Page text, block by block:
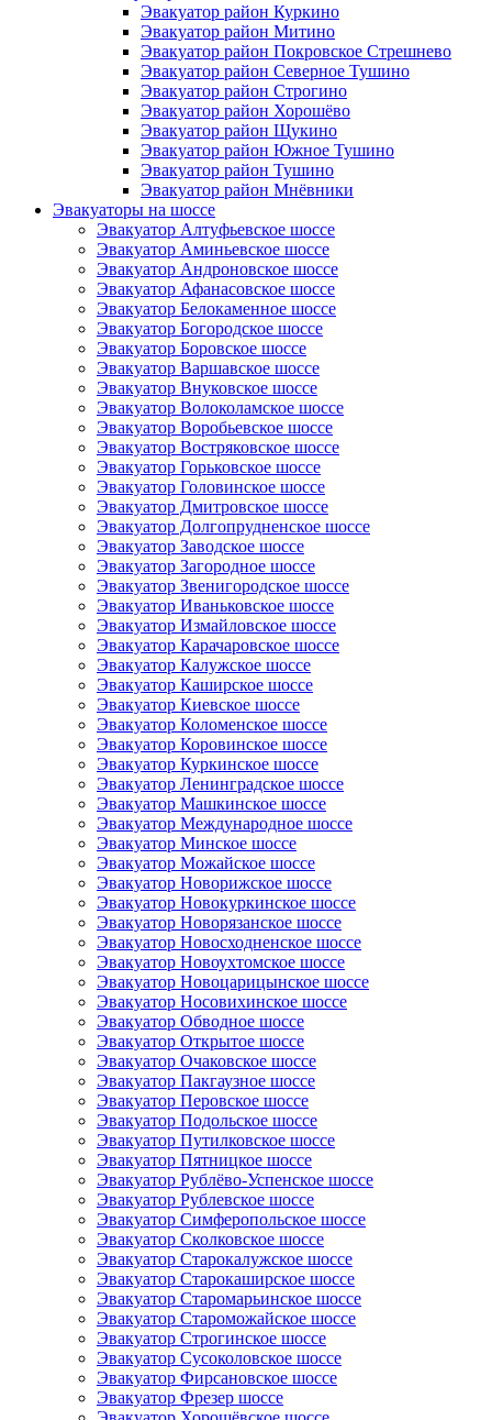
Эвакуатор район Куркино
Эвакуатор район Митино
Эвакуатор район Покровское Стрешнево
Эвакуатор район Северное Тушино
Эвакуатор район Строгино
Эвакуатор район Хорошёво
Эвакуатор район Щукино
Эвакуатор район Южное Тушино
Эвакуатор район Тушино
Эвакуатор район Мнёвники
Эвакуаторы на шоссе
Эвакуатор Алтуфьевское шоссе
Эвакуатор Аминьевское шоссе
Эвакуатор Андроновское шоссе
Эвакуатор Афанасовское шоссе
Эвакуатор Белокаменное шоссе
Эвакуатор Богородское шоссе
Эвакуатор Боровское шоссе
Эвакуатор Варшавское шоссе
Эвакуатор Внуковское шоссе
Эвакуатор Волоколамское шоссе
Эвакуатор Воробьевское шоссе
Эвакуатор Востряковское шоссе
Эвакуатор Горьковское шоссе
Эвакуатор Головинское шоссе
Эвакуатор Дмитровское шоссе
Эвакуатор Долгопрудненское шоссе
Эвакуатор Заводское шоссе
Эвакуатор Загородное шоссе
Эвакуатор Звенигородское шоссе
Эвакуатор Иваньковское шоссе
Эвакуатор Измайловское шоссе
Эвакуатор Карачаровское шоссе
Эвакуатор Калужское шоссе
Эвакуатор Каширское шоссе
Эвакуатор Киевское шоссе
Эвакуатор Коломенское шоссе
Эвакуатор Коровинское шоссе
Эвакуатор Куркинское шоссе
Эвакуатор Ленинградское шоссе
Эвакуатор Машкинское шоссе
Эвакуатор Международное шоссе
Эвакуатор Минское шоссе
Эвакуатор Можайское шоссе
Эвакуатор Новорижское шоссе
Эвакуатор Новокуркинское шоссе
Эвакуатор Новорязанское шоссе
Эвакуатор Новосходненское шоссе
Эвакуатор Новоухтомское шоссе
Эвакуатор Новоцарицынское шоссе
Эвакуатор Носовихинское шоссе
Эвакуатор Обводное шоссе
Эвакуатор Открытое шоссе
Эвакуатор Очаковское шоссе
Эвакуатор Пакгаузное шоссе
Эвакуатор Перовское шоссе
Эвакуатор Подольское шоссе
Эвакуатор Путилковское шоссе
Эвакуатор Пятницкое шоссе
Эвакуатор Рублёво-Успенское шоссе
Эвакуатор Рублевское шоссе
Эвакуатор Симферопольское шоссе
Эвакуатор Сколковское шоссе
Эвакуатор Старокалужское шоссе
Эвакуатор Старокаширское шоссе
Эвакуатор Старомарьинское шоссе
Эвакуатор Староможайское шоссе
Эвакуатор Строгинское шоссе
Эвакуатор Сусоколовское шоссе
Эвакуатор Фирсановское шоссе
Эвакуатор Фрезер шоссе